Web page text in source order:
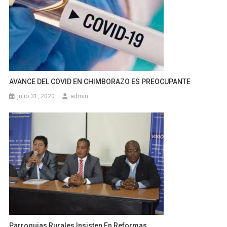
AVANCE DEL COVID EN CHIMBORAZO ES PREOCUPANTE
julio 31, 2020 admin